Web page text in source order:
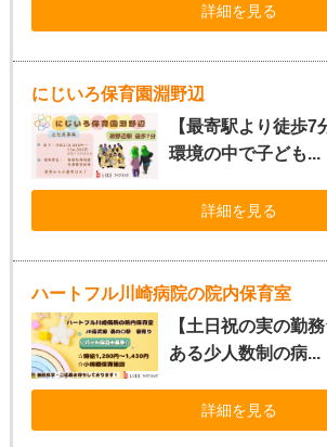
詳細を見る
にじいろ保育園淵野辺
【最寄駅より徒歩7
環境の中で子ども...
詳細を見る
ハートフル川崎病院の院内保育室
【土日祝の実の勤
ある少人数制の病...
詳細を見る